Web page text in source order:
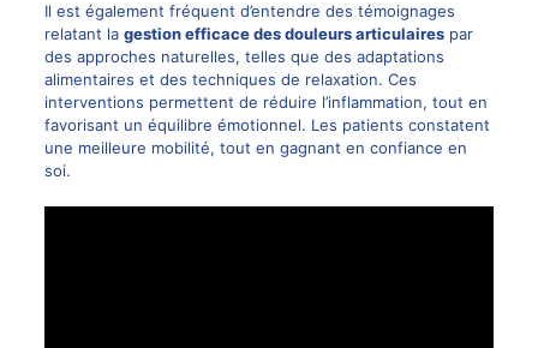
Il est également fréquent d’entendre des témoignages
relatant la gestion efficace des douleurs articulairespar
des approches naturelles, telles que des adaptations
alimentaires et des techniques de relaxation. Ces
interventions permettent de réduire l’inflammation, tout en
favorisant un équilibre émotionnel. Les patients constatent
une meilleure mobilité, tout en gagnant en confiance en
soi.